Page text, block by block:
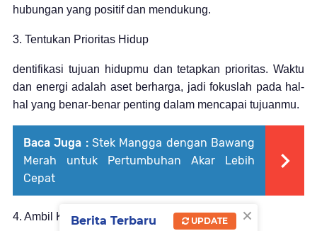
hubungan yang positif dan mendukung.
3. Tentukan Prioritas Hidup
dentifikasi tujuan hidupmu dan tetapkan prioritas. Waktu
dan energi adalah aset berharga, jadi fokuslah pada hal-
hal yang benar-benar penting dalam mencapai tujuanmu.
Baca Juga : Stek Mangga dengan Bawang
Merah untuk Pertumbuhan Akar Lebih
Cepat
4. Ambil Kendali Atas Waktu ×
Berita Terbaru UPDATE